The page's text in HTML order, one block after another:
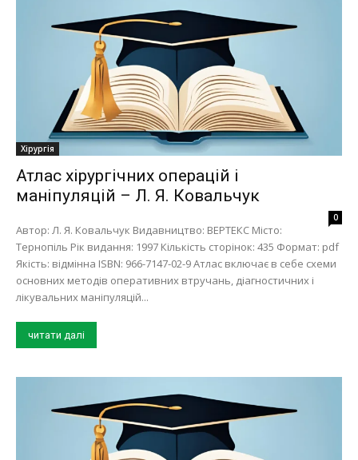
Хірургія
Атлас хірургічних операцій і
маніпуляцій – Л. Я. Ковальчук
0
Автор: Л. Я. Ковальчук Видавництво: ВЕРТЕКС Місто:
Тернопіль Рік видання: 1997 Кількість сторінок: 435 Формат: pdf
Якість: відмінна ISBN: 966-7147-02-9 Атлас включає в себе схеми
основних методів оперативних втручань, діагностичних і
лікувальних маніпуляцій...
читати далі